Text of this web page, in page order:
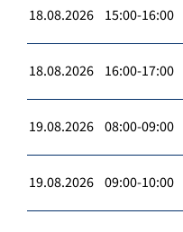
18.08.2026 15:00-16:00
18.08.2026 16:00-17:00
19.08.2026 08:00-09:00
19.08.2026 09:00-10:00